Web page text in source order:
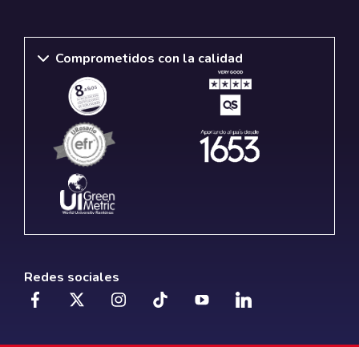
Comprometidos con la calidad
Redes sociales